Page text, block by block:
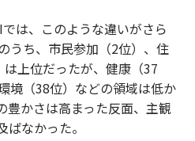
は、このような違いがさら
うち、市民参加（2位）、住
上位だったが、健康（37
境（38位）などの領域は低か
豊かさは高まった反面、主観
なかった。